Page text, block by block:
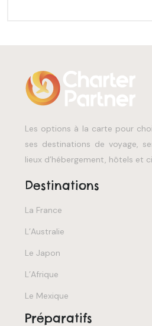
Les options à la carte pour
ses destinations de voyage,
lieux d’hébergement, hôtels et
Destinations
La France
L’Australie
Le Japon
L’Afrique
Le Mexique
Préparatifs